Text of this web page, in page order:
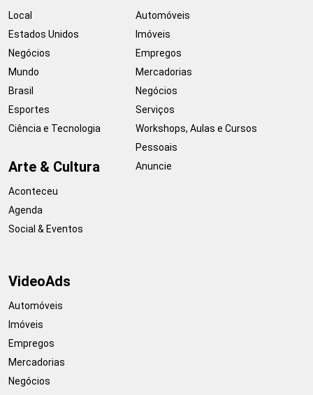
Local
Estados Unidos
Negócios
Mundo
Brasil
Esportes
Ciência e Tecnologia
Arte & Cultura
Aconteceu
Agenda
Social & Eventos
Automóveis
Imóveis
Empregos
Mercadorias
Negócios
Serviços
Workshops, Aulas e Cursos
Pessoais
Anuncie
VideoAds
Automóveis
Imóveis
Empregos
Mercadorias
Negócios